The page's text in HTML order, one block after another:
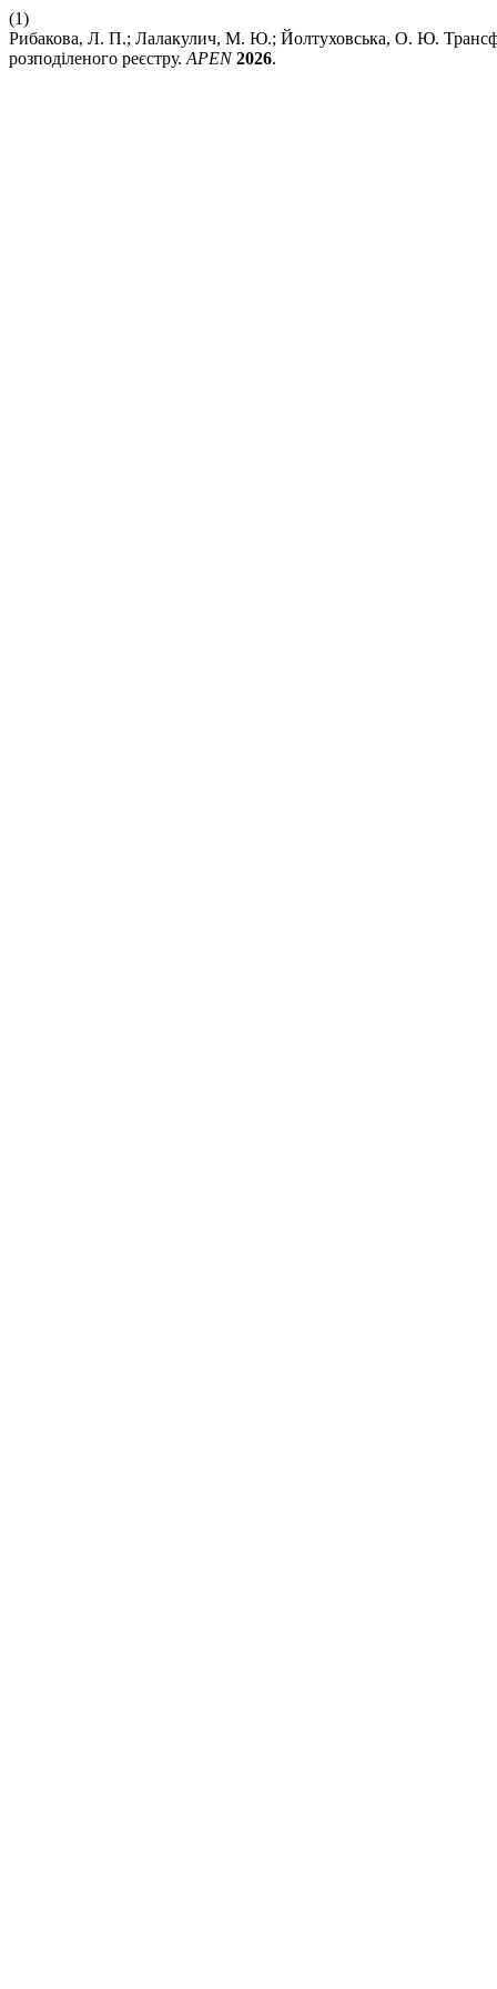
(1)
Рибакова, Л. П.; Лалакулич, М. Ю.; Йолтуховська, О. Ю.
розподіленого реєстру. APEN 2026.